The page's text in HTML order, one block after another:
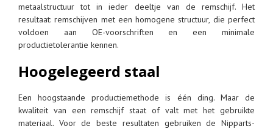
metaalstructuur tot in ieder deeltje van de remschijf. Het
resultaat: remschijven met een homogene structuur, die perfect
voldoen aan OE-voorschriften en een minimale
productietolerantie kennen.
Hoogelegeerd staal
Een hoogstaande productiemethode is één ding. Maar de
kwaliteit van een remschijf staat of valt met het gebruikte
materiaal. Voor de beste resultaten gebruiken de Nipparts-